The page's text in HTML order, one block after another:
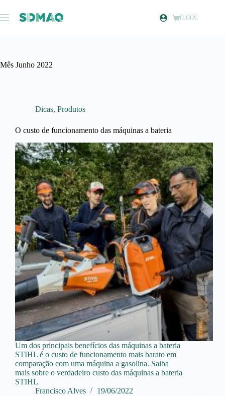
para
o
Carrinho
0.00€
Mês Junho 2022
Dicas, Produtos
O custo de funcionamento das máquinas a bateria
Um dos principais benefícios das máquinas a bateria
STIHL é o custo de funcionamento mais barato em
comparação com uma máquina a gasolina. Saiba
mais sobre o verdadeiro custo das máquinas a bateria
STIHL
Francisco Alves
19/06/2022